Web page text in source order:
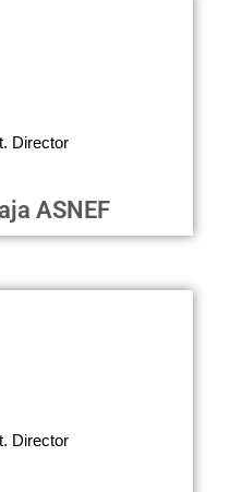
ASNEF